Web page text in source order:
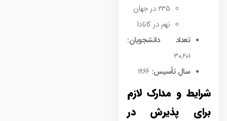
۲۳۵ در جهان
نهم در کانادا
تعداد دانشجویان:
۳۰,۲۰۱
سال تأسیس:
شرایط و مدارک لازم
برای پذیرش در